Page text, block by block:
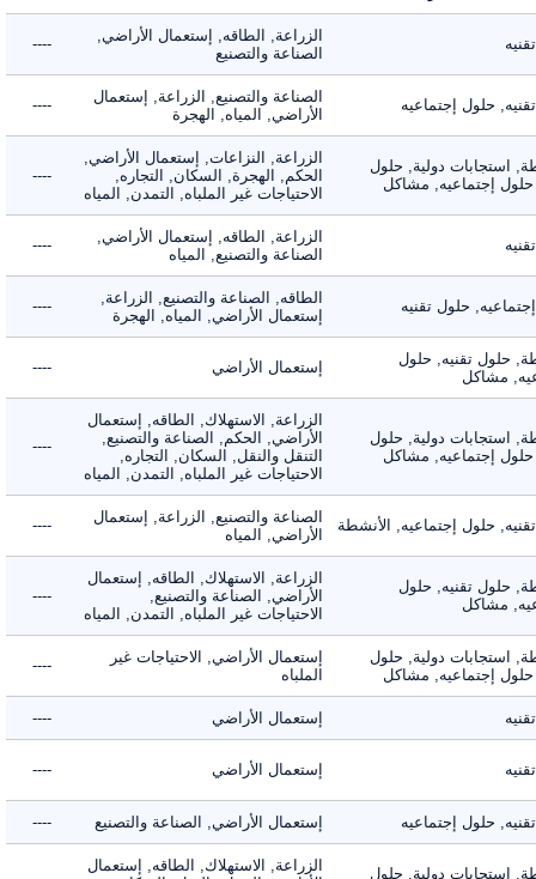
الزراعة, الطاقه, إستعمال الأراضي,
الصناعة والتصنيع
----
حلول إجتماعيه
الصناعة والتصنيع, الزراعة, إستعمال
الأراضي, المياه, الهجرة
----
استجابات دولية, حلول
إجتماعيه, مشاكل
الزراعة, النزاعات, إستعمال الأراضي,
الحكم, الهجرة, السكان, التجاره,
الاحتياجات غير الملباه, التمدن, المياه
----
الزراعة, الطاقه, إستعمال الأراضي,
الصناعة والتصنيع, المياه
----
حلول تقنيه
الطاقه, الصناعة والتصنيع, الزراعة,
إستعمال الأراضي, المياه, الهجرة
----
حلول تقنيه, حلول
مشاكل
إستعمال الأراضي ----
استجابات دولية, حلول
إجتماعيه, مشاكل
الزراعة, الاستهلاك, الطاقه, إستعمال
الأراضي, الحكم, الصناعة والتصنيع,
التنقل والنقل, السكان, التجاره,
الاحتياجات غير الملباه, التمدن, المياه
----
حلول إجتماعيه, الأنشطة
الصناعة والتصنيع, الزراعة, إستعمال
الأراضي, المياه
----
حلول تقنيه, حلول
مشاكل
الزراعة, الاستهلاك, الطاقه, إستعمال
الأراضي, الصناعة والتصنيع,
الاحتياجات غير الملباه, التمدن, المياه
----
استجابات دولية, حلول
إجتماعيه, مشاكل
إستعمال الأراضي, الاحتياجات غير
الملباه
----
إستعمال الأراضي ----
إستعمال الأراضي ----
حلول إجتماعيه إستعمال الأراضي, الصناعة والتصنيع ----
استجابات دولية, حلول
الزراعة, الاستهلاك, الطاقه, إستعمال